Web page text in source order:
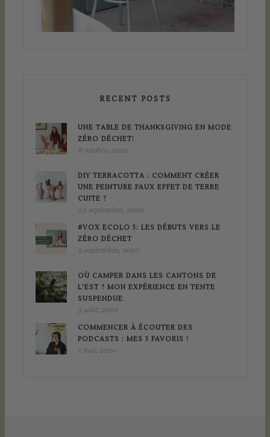
RECENT POSTS
UNE TABLE DE THANKSGIVING EN MODE
ZÉRO DÉCHET!
8 octobre, 2020
DIY TERRACOTTA : COMMENT CRÉER
UNE PEINTURE FAUX EFFET DE TERRE
CUITE ?
23 septembre, 2020
#VOX ECOLO 5: LES DÉBUTS VERS LE
ZÉRO DÉCHET
9 septembre, 2020
OÙ CAMPER DANS LES CANTONS DE
L'EST ? MON EXPÉRIENCE EN TENTE
SUSPENDUE
5 août, 2020
COMMENCER À ÉCOUTER DES
PODCASTS : MES 3 FAVORIS !
1 mai, 2020